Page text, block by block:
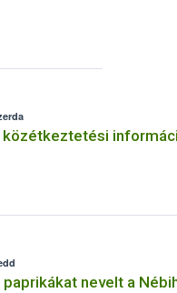
közétkeztetési
nevelt a